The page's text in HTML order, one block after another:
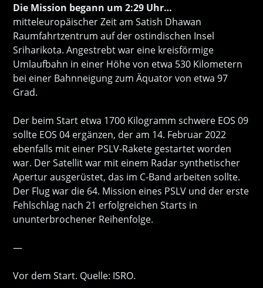
Die Mission begann um 2:29 Uhr…
mitteleuropäischer Zeit am Satish Dhawan
Raumfahrtzentrum auf der ostindischen Insel
Sriharikota. Angestrebt war eine kreisförmige
Umlaufbahn in einer Höhe von etwa 530 Kilometern
bei einer Bahnneigung zum Äquator von etwa 97
Grad.
Der beim Start etwa 1700 Kilogramm schwere EOS 09
sollte EOS 04 ergänzen, der am 14. Februar 2022
ebenfalls mit einer PSLV-Rakete gestartet worden
war. Der Satellit war mit einem Radar synthetischer
Apertur ausgerüstet, das im C-Band arbeiten sollte.
Der Flug war die 64. Mission eines PSLV und der erste
Fehlschlag nach 21 erfolgreichen Starts in
ununterbrochener Reihenfolge.
—
Vor dem Start. Quelle: ISRO.